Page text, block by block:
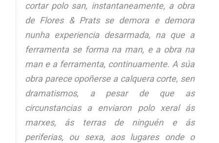
cortar polo san, instantaneamente, a obra
de Flores & Prats se demora e demora
nunha experiencia desarmada, na que a
ferramenta se forma na man, e a obra na
man e a ferramenta, continuamente. A súa
obra parece opoñerse a calquera corte, sen
dramatismos, a pesar de que as
circunstancias a enviaron polo xeral ás
marxes, ás terras de ninguén e ás
periferias, ou sexa, aos lugares onde o